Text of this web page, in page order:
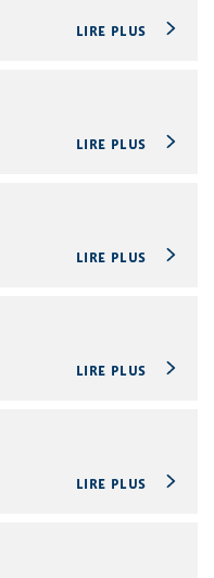
LIRE PLUS
LIRE PLUS
LIRE PLUS
LIRE PLUS
LIRE PLUS